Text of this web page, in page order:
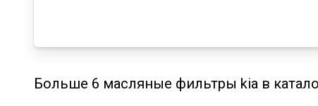
Больше 6 масляные фильтры kia в